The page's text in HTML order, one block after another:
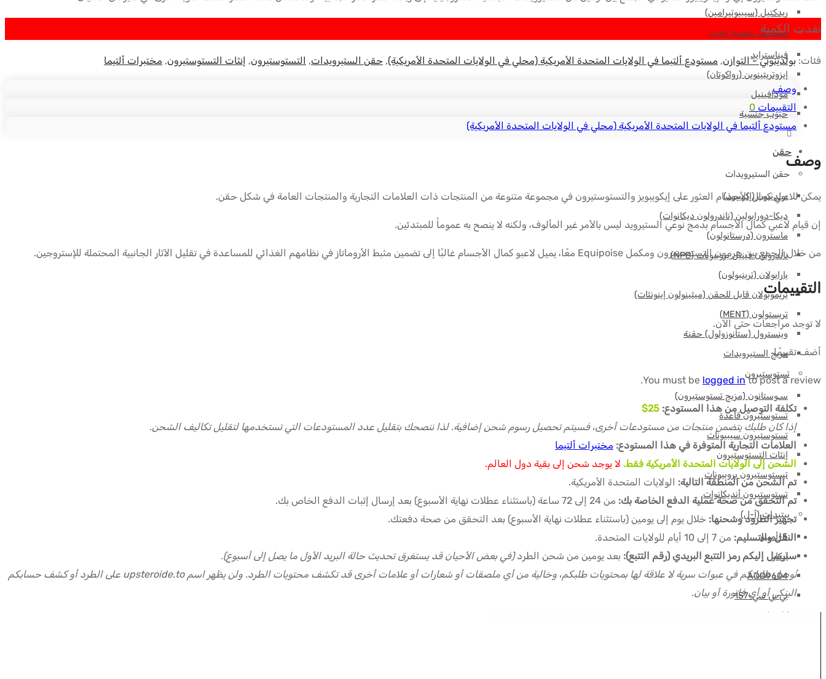
ريدكتيل (سيبيوتيرامين)
امتحانات شفوية أخرى
فيناسترايد
إيزوتريتينوين (رواكوتان)
مودافينيل
حبوب جنسية
حقن
حقن الستيرويدات
بولدنيون (إكويبوذ)
ديكا-دورابولين (ناندرولون ديكانوات)
ماسترون (درستانولون)
ناندرولون فينيل بروبيونات (NPP)
بارابولان (ترينبولون)
بريموبولان قابل للحقن (ميثينولون إينونثات)
تريستولون (MENT)
وينسترول (ستانوزولول) حقنة
مزيج الستيرويدات
تستوستيرون
سـوستانون (مزيج تستوستيرون)
تستوستيرون قاعدة
تستوستيرون سيبيونات
إنثات التستوستيرون
تيستوستيرون بروبيونات
تستوستيرون أنديكانوات
ببتيدات (أ-ل)
5-أمينو
آيكار
AOD9604
بي بي سي-157
كاجريلينتيد
نفدت الكمية
فئات: بولدينوني - التوازن, مستودع ألتيما في الولايات المتحدة الأمريكية (محلي في الولايات المتحدة الأمريكية), حقن الستيرويدات, التستوستيرون, إنثات التستوستيرون, مختبرات ألتيما
وصف
التقييمات 0
مستودع ألتيما في الولايات المتحدة الأمريكية (محلي في الولايات المتحدة الأمريكية)
وصف
يمكن للاعبي كمال الأجسام العثور على إيكويبويز والتستوستيرون في مجموعة متنوعة من المنتجات ذات العلامات التجارية والمنتجات العامة في شكل حقن.
إن قيام لاعبي كمال الأجسام بدمج نوعي الستيرويد ليس بالأمر غير المألوف، ولكنه لا ينصح به عموماً للمبتدئين.
من خلال الجمع بين هرمون التستوستيرون ومكمل Equipoise معًا، يميل لاعبو كمال الأجسام غالبًا إلى تضمين مثبط الأروماتاز في نظامهم الغذائي للمساعدة في تقليل الآثار الجانبية المحتملة للإستروجين.
التقييمات
لا توجد مراجعات حتى الآن.
أضف تقييمًا
You must be logged into post a review.
تكلفة التوصيل من هذا المستودع: 25$
إذا كان طلبك يتضمن منتجات من مستودعات أخرى، فسيتم تحصيل رسوم شحن إضافية. لذا ننصحك بتقليل عدد المستودعات التي تستخدمها لتقليل تكاليف الشحن.
العلامات التجارية المتوفرة في هذا المستودع: مختبرات ألتيما
الشحن إلى الولايات المتحدة الأمريكية فقط. لا يوجد شحن إلى بقية دول العالم.
تم الشحن من المنطقة التالية: الولايات المتحدة الأمريكية.
تم التحقق من صحة عملية الدفع الخاصة بك: من 24 إلى 72 ساعة (باستثناء عطلات نهاية الأسبوع) بعد إرسال إثبات الدفع الخاص بك.
تجهيز الطرود وشحنها: خلال يوم إلى يومين (باستثناء عطلات نهاية الأسبوع) بعد التحقق من صحة دفعتك.
النقل والتسليم: من 7 إلى 10 أيام للولايات المتحدة.
سنرسل إليكم رمز التتبع البريدي (رقم التتبع): بعد يومين من شحن الطرد(في بعض الأحيان قد يستغرق تحديث حالة البريد الأول ما يصل إلى أسبوع).
نُوصل طلباتكم في عبوات سرية لا علاقة لها بمحتويات طلبكم، وخالية من أي ملصقات أو شعارات أو علامات أخرى قد تكشف محتويات الطرد. ولن يظهر اسم upsteroide.to على الطرد أو كشف حسابكم
البنكي أو أي فاتورة أو بيان.